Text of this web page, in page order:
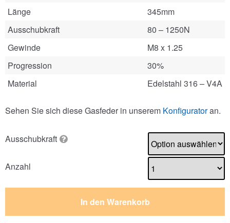
Länge
345mm
Ausschubkraft
80 – 1250N
Gewinde
M8 x 1.25
Progression
30%
Material
Edelstahl 316 – V4A
Sehen Sie sich diese Gasfeder in unserem Konfiguratoran.
Ausschubkraft
Anzahl
In den Warenkorb